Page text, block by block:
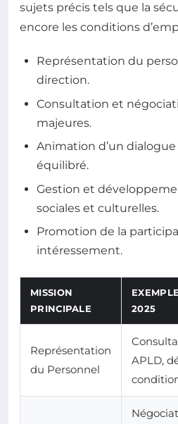
sujets précis tels que la
encore les conditions
Représentation du
direction.
Consultation et
majeures.
Animation d’un
équilibré.
Gestion et
sociales et culturelles.
Promotion de la
intéressement.
MISSION
PRINCIPALE
2025
Représentation
du Personnel
APLD,